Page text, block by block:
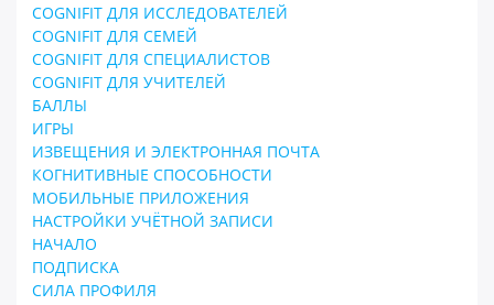
COGNIFIT ДЛЯ ИССЛЕДОВАТЕЛЕЙ
COGNIFIT ДЛЯ СЕМЕЙ
COGNIFIT ДЛЯ СПЕЦИАЛИСТОВ
COGNIFIT ДЛЯ УЧИТЕЛЕЙ
БАЛЛЫ
ИГРЫ
ИЗВЕЩЕНИЯ И ЭЛЕКТРОННАЯ ПОЧТА
КОГНИТИВНЫЕ СПОСОБНОСТИ
МОБИЛЬНЫЕ ПРИЛОЖЕНИЯ
НАСТРОЙКИ УЧЁТНОЙ ЗАПИСИ
НАЧАЛО
ПОДПИСКА
СИЛА ПРОФИЛЯ